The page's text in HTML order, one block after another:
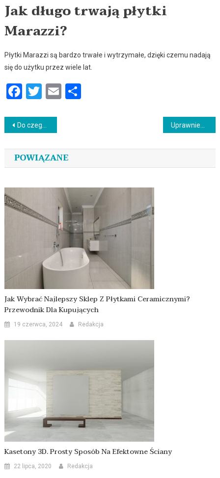
Jak długo trwają płytki
Marazzi?
Płytki Marazzi są bardzo trwałe i wytrzymałe, dzięki czemu nadają
się do użytku przez wiele lat.
Facebook
Twitter
EmailPodziel
Nawigacja
wpisu
Do czego może doprowadzić nadmiar fluoru na zębach?
POWIĄZANE
Jak Wybrać Najlepszy Sklep Z Płytkami Ceramicznymi?
Przewodnik Dla Kupujących
19 czerwca, 2024 Redakcja
Kasetony 3D. Prosty Sposób Na Efektowne Ściany
22 lipca, 2020 Redakcja